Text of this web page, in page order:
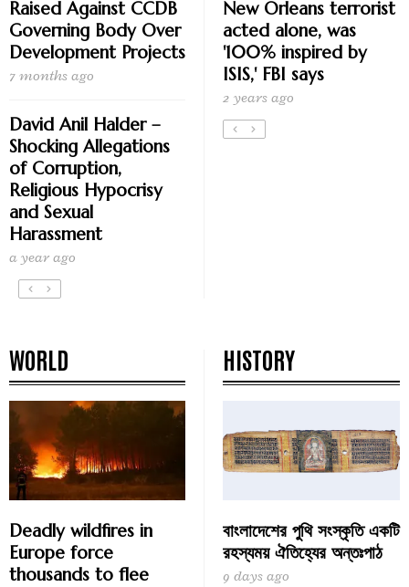
Raised Against CCDB
Governing Body Over
Development Projects
7 months ago
David Anil Halder –
Shocking Allegations
of Corruption,
Religious Hypocrisy
and Sexual
Harassment
a year ago
New Orleans terrorist
acted alone, was
'100% inspired by
ISIS,' FBI says
2 years ago
WORLD
Deadly wildfires in
Europe force
thousands to flee
HISTORY
বাংলাদেশের পুথি সংস্কৃতি একটি
রহস্যময় ঐতিহ্যের অন্তঃপাঠ
9 days ago